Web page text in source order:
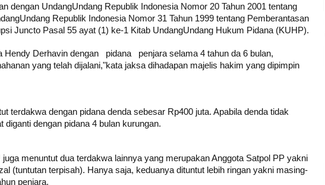
dengan UndangUndang Republik Indonesia Nomor 20 Tahun 2001 tentang
Republik Indonesia Nomor 31 Tahun 1999 tentang Pemberantasan
Juncto Pasal 55 ayat (1) ke-1 Kitab UndangUndang Hukum Pidana (KUHP).
Hendy Derhavin dengan pidana penjara selama 4 tahun da 6 bulan,
yang telah dijalani,"kata jaksa dihadapan majelis hakim yang dipimpin
terdakwa dengan pidana denda sebesar Rp400 juta. Apabila denda tidak
diganti dengan pidana 4 bulan kurungan.
menuntut dua terdakwa lainnya yang merupakan Anggota Satpol PP yakni
(tuntutan terpisah). Hanya saja, keduanya dituntut lebih ringan yakni masing-
penjara.